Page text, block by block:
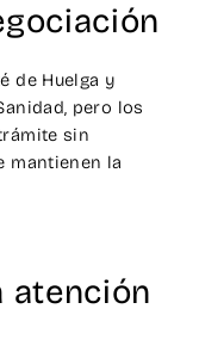
de Huelga y
pero los
sin
mantienen la
atención